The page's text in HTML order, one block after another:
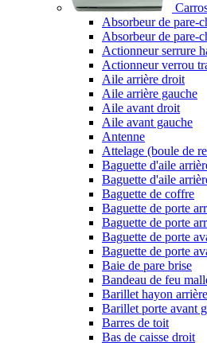
Absorbeur de pare-
Absorbeur de pare-
Actionneur serrure
Actionneur verrou
Aile arrière droit
Aile arrière gauche
Aile avant droit
Aile avant gauche
Antenne
Attelage (boule de
Baguette d'aile
Baguette d'aile
Baguette de coffre
Baguette de porte
Baguette de porte
Baguette de porte
Baguette de porte
Baie de pare brise
Bandeau de feu
Barillet hayon arrière
Barillet porte avant
Barres de toit
Bas de caisse droit